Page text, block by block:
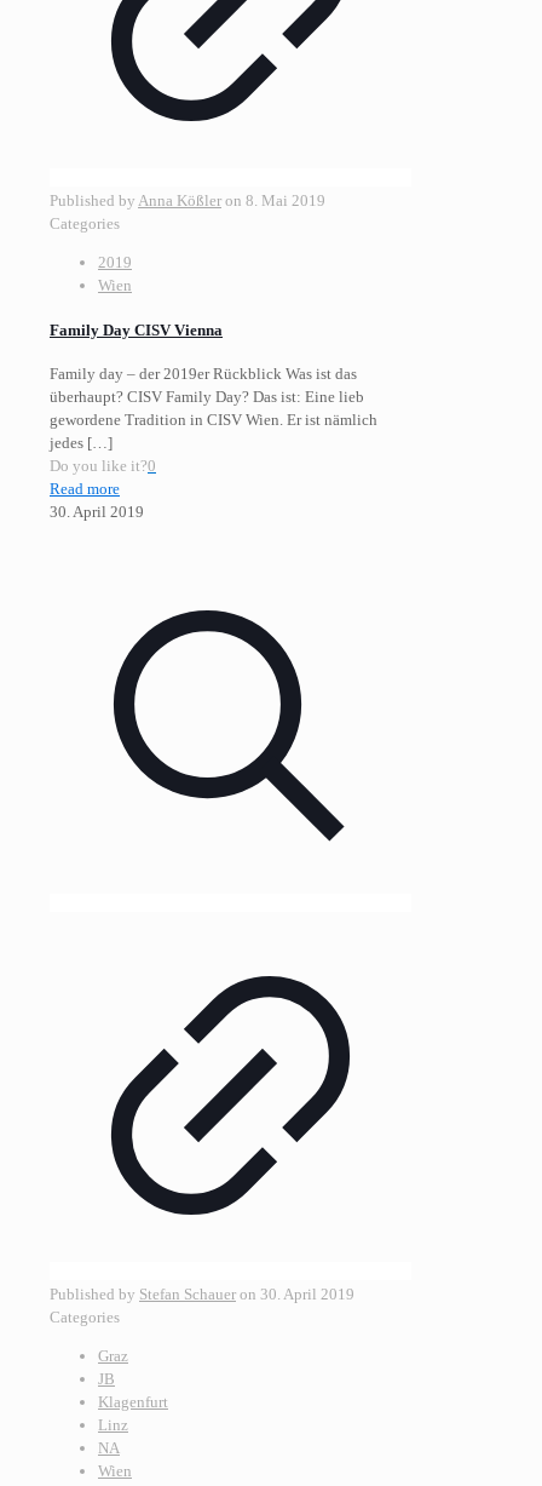
Published by Anna Kößler on 8. Mai 2019
Categories
2019
Wien
Family Day CISV Vienna
Family day – der 2019er Rückblick Was ist das
überhaupt? CISV Family Day? Das ist: Eine lieb
gewordene Tradition in CISV Wien. Er ist nämlich
jedes […]
Do you like it?0
Read more
30. April 2019
Published by Stefan Schauer on 30. April 2019
Categories
Graz
JB
Klagenfurt
Linz
NA
Wien